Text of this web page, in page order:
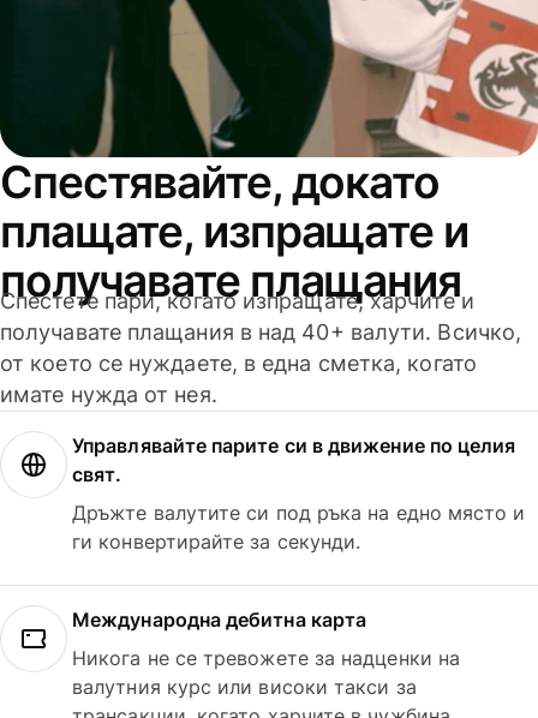
Спестявайте, докато
плащате, изпращате и
получавате плащания
Спестете пари, когато изпращате, харчите и
получавате плащания в над 40+ валути. Всичко,
от което се нуждаете, в една сметка, когато
имате нужда от нея.
Управлявайте парите си в движение по целия
свят.
Дръжте валутите си под ръка на едно място и
ги конвертирайте за секунди.
Международна дебитна карта
Никога не се тревожете за надценки на
валутния курс или високи такси за